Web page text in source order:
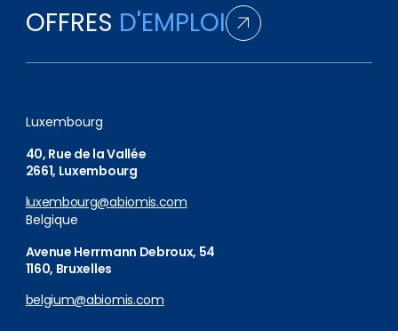
OFFRES D'EMPLOI
Luxembourg
40, Rue de la Vallée
2661, Luxembourg
luxembourg@abiomis.com
Belgique
Avenue Herrmann Debroux, 54
1160, Bruxelles
belgium@abiomis.com